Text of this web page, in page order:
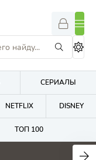
СЕРИАЛЫ
NETFLIX DISNEY
ТОП 100